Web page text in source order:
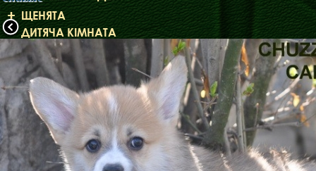
ЩЕНЯТА
ДИТЯЧА КІМНАТА
БІБЛІОТЕКА
МІФИ
ФАКТИ
БЛОГ
ГАЛЕРЕЇ